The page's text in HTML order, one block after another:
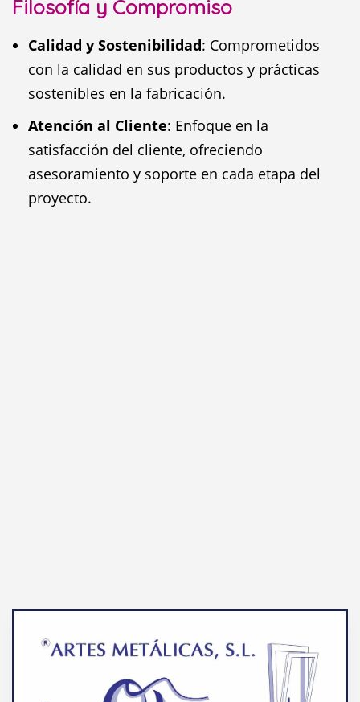
Filosofía y Compromiso
Calidad y Sostenibilidad: Comprometidos
con la calidad en sus productos y prácticas
sostenibles en la fabricación.
Atención al Cliente: Enfoque en la
satisfacción del cliente, ofreciendo
asesoramiento y soporte en cada etapa del
proyecto.